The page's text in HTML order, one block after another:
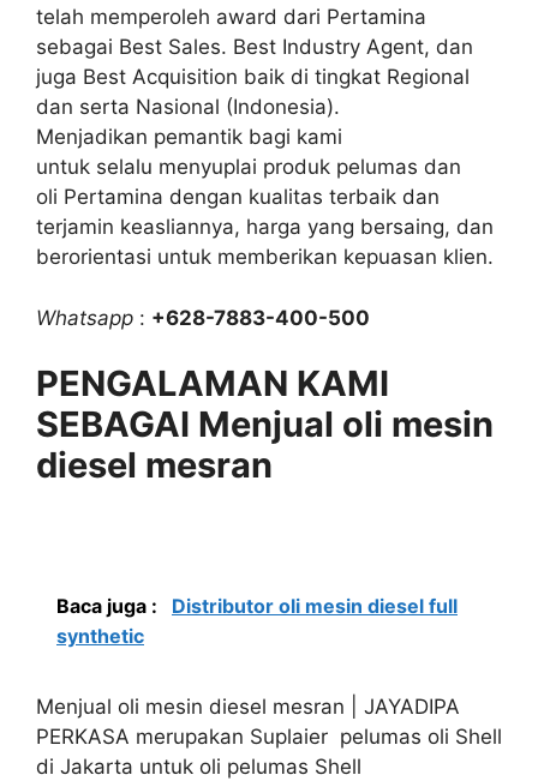
telah memperoleh award dari Pertamina
sebagai Best Sales. Best Industry Agent, dan
juga Best Acquisition baik di tingkat Regional
dan serta Nasional (Indonesia).
Menjadikan pemantik bagi kami
untuk selalu menyuplai produk pelumas dan
oli Pertamina dengan kualitas terbaik dan
terjamin keasliannya, harga yang bersaing, dan
berorientasi untuk memberikan kepuasan klien.
Whatsapp : +628-7883-400-500
PENGALAMAN KAMI
SEBAGAI Menjual oli mesin
diesel mesran
Baca juga :
Distributor oli mesin diesel full
synthetic
Menjual oli mesin diesel mesran | JAYADIPA
PERKASA merupakan Suplaier pelumas oli Shell
di Jakarta untuk oli pelumas Shell